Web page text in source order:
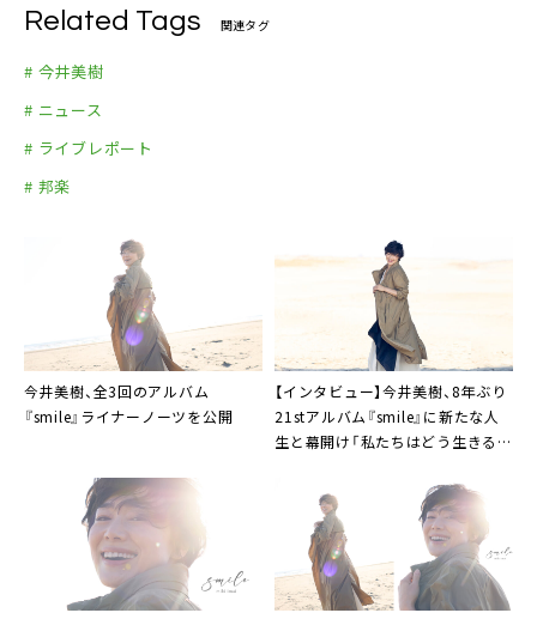
Related Tags 関連タグ
# 今井美樹
# ニュース
# ライブレポート
# 邦楽
今井美樹、全3回のアルバム
『smile』ライナーノーツを公開
【インタビュー】今井美樹、8年ぶり
21stアルバム『smile』に新たな人
生と幕開け「私たちはどう生きるの